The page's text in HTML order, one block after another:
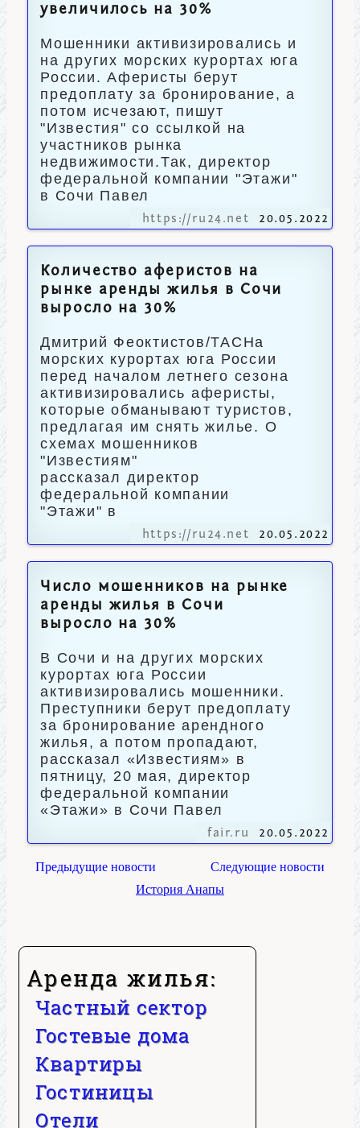
Аренда жилья:
Частный сектор
Гостевые дома
Квартиры
Гостиницы
Отели
увеличилось на 30%
Мошенники активизировались и
на других морских курортах юга
России. Аферисты берут
предоплату за бронирование, а
потом исчезают, пишут
"Известия" со ссылкой на
участников рынка
недвижимости.Так, директор
федеральной компании "Этажи"
в Сочи Павел
https://ru24.net 20.05.2022
Количество аферистов на
рынке аренды жилья в Сочи
выросло на 30%
Дмитрий Феоктистов/ТАСНа
морских курортах юга России
перед началом летнего сезона
активизировались аферисты,
которые обманывают туристов,
предлагая им снять жилье. О
схемах мошенников
"Известиям"
рассказал директор
федеральной компании
"Этажи" в
https://ru24.net 20.05.2022
Число мошенников на рынке
аренды жилья в Сочи
выросло на 30%
В Сочи и на других морских
курортах юга России
активизировались мошенники.
Преступники берут предоплату
за бронирование арендного
жилья, а потом пропадают,
рассказал «Известиям» в
пятницу, 20 мая, директор
федеральной компании
«Этажи» в Сочи Павел
fair.ru 20.05.2022
Предыдущие новости
Следующие новости
История Анапы